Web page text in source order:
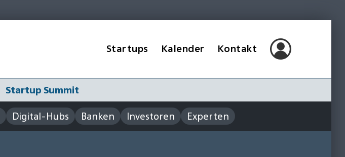
Startups Kalender Kontakt
Startup Summit
Digital-Hubs Banken Investoren Experten